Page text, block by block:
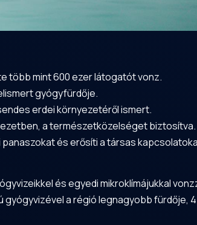
több mint 600 ezer látogatót vonz.
gyógyfürdője.
erdei környezetéről ismert.
a természetközelséget biztosítva.
és erősíti a társas
és egyedi mikroklímájukkal
a régió legnagyobb fürdője,